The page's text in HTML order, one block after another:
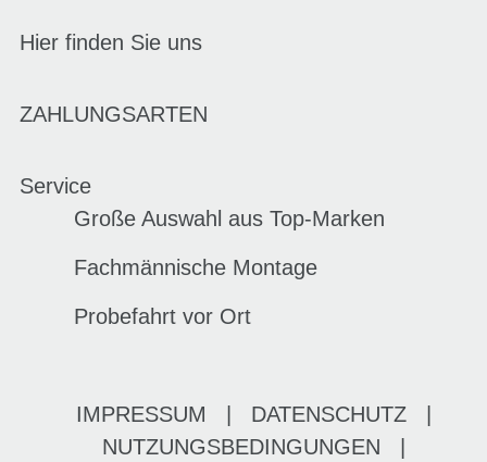
Hier finden Sie uns
ZAHLUNGSARTEN
Service
Große Auswahl aus Top-Marken
Fachmännische Montage
Probefahrt vor Ort
IMPRESSUM DATENSCHUTZ
NUTZUNGSBEDINGUNGEN